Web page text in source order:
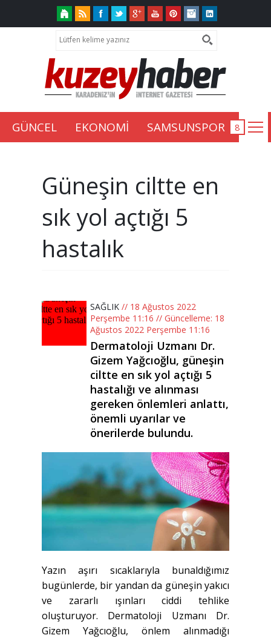
GÜNCEL EKONOMİ SAMSUNSPOR
Güneşin ciltte en
sık yol açtığı 5
hastalık
SAĞLIK // 18 Ağustos 2022
Perşembe 11:16 // Güncelleme: 18
Ağustos 2022 Perşembe 11:16
Dermatoloji Uzmanı Dr.
Gizem Yağcıoğlu, güneşin
ciltte en sık yol açtığı 5
hastalığı ve alınması
gereken önlemleri anlattı,
önemli uyarılar ve
önerilerde bulundu.
Yazın aşırı sıcaklarıyla bunaldığımız
bugünlerde, bir yandan da güneşin yakıcı
ve zararlı ışınları ciddi tehlike
oluşturuyor. Dermatoloji Uzmanı Dr.
Gizem Yağcıoğlu, önlem alınmadığı